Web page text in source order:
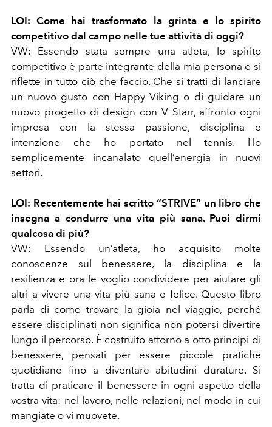
LOI: Come hai trasformato la grinta e lo spirito
competitivo dal campo nelle tue attività di oggi?
VW: Essendo stata sempre una atleta, lo spirito
competitivo è parte integrante della mia persona e si
riflette in tutto ciò che faccio. Che si tratti di lanciare
un nuovo gusto con Happy Viking o di guidare un
nuovo progetto di design con V Starr, affronto ogni
impresa con la stessa passione, disciplina e
intenzione che ho portato nel tennis. Ho
semplicemente incanalato quell’energia in nuovi
settori.
LOI: Recentemente hai scritto “STRIVE” un libro che
insegna a condurre una vita più sana. Puoi dirmi
qualcosa di più?
VW: Essendo un’atleta, ho acquisito molte
conoscenze sul benessere, la disciplina e la
resilienza e ora le voglio condividere per aiutare gli
altri a vivere una vita più sana e felice. Questo libro
parla di come trovare la gioia nel viaggio, perché
essere disciplinati non significa non potersi divertire
lungo il percorso. È costruito attorno a otto principi di
benessere, pensati per essere piccole pratiche
quotidiane fino a diventare abitudini durature. Si
tratta di praticare il benessere in ogni aspetto della
vostra vita: nel lavoro, nelle relazioni, nel modo in cui
mangiate o vi muovete.